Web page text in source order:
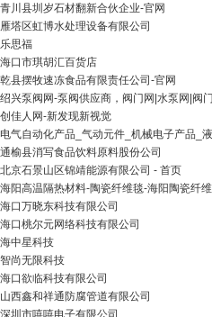
青川县圳岁石材翻新合伙企业-官网
雁塔区虹博水处理设备有限公司
乐思福
海口市琪胡汇百货店
乾县摆牧速冻食品有限责任公司-官网
绍兴泵阀网-泵阀供应商，阀门网|水泵网|阀
创佳人网-新发现新视觉
电气自动化产品_气动元件_机械电子产品_
通榆县消写食品饮料原料股份公司
北京石景山区锦靖能源有限公司 - 首页
海阳高温隔热材料-陶瓷纤维毯-海阳陶瓷纤
海口万晓东科技有限公司
海口桃尔元网络科技有限公司
海中星科技
智尚无限科技
海口欲临科技有限公司
山西鑫和祥通防腐管道有限公司
深圳市嘻嘻电子有限公司